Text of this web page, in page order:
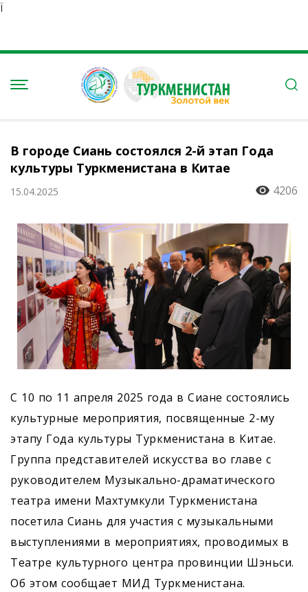
Ï
В городе Сиань состоялся 2-й этап Года
культуры Туркменистана в Китае
15.04.2025 4206
С 10 по 11 апреля 2025 года в Сиане состоялись
культурные мероприятия, посвященные 2-му
этапу Года культуры Туркменистана в Китае.
Группа представителей искусства во главе с
руководителем Музыкально-драматического
театра имени Махтумкули Туркменистана
посетила Сиань для участия с музыкальными
выступлениями в мероприятиях, проводимых в
Театре культурного центра провинции Шэньси.
Об этом сообщает МИД Туркменистана.